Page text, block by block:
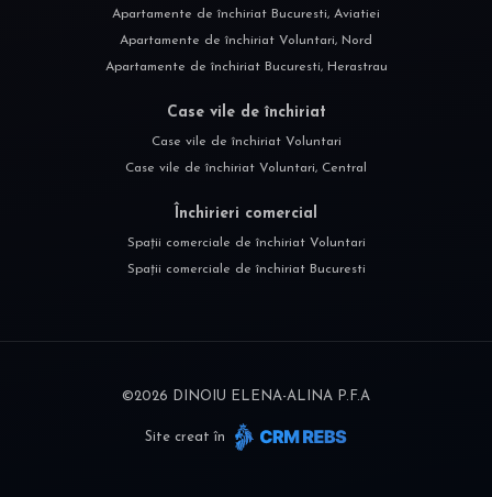
Apartamente de închiriat Bucuresti, Aviatiei
Apartamente de închiriat Voluntari, Nord
Apartamente de închiriat Bucuresti, Herastrau
Case vile de închiriat
Case vile de închiriat Voluntari
Case vile de închiriat Voluntari, Central
Închirieri comercial
Spații comerciale de închiriat Voluntari
Spații comerciale de închiriat Bucuresti
©2026 DINOIU ELENA-ALINA P.F.A
Site creat în